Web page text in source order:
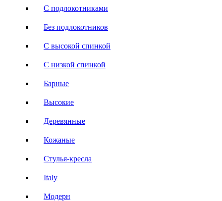
С подлокотниками
Без подлокотников
С высокой спинкой
С низкой спинкой
Барные
Высокие
Деревянные
Кожаные
Стулья-кресла
Italy
Модерн